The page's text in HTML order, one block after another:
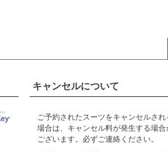
キャンセルについて
ご予約されたスーツをキャンセルされ
場合は、キャンセル料が発生する場合
ございます。必ずご連絡ください。